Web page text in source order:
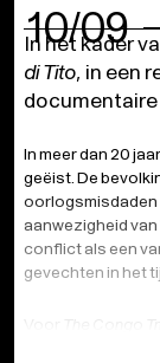
10/09
In het kader
di Tito, in een
documentaire
In meer dan 20
geëist. De
oorlogsmisdaden
aanwezigheid
conflict als een
gevechten in het